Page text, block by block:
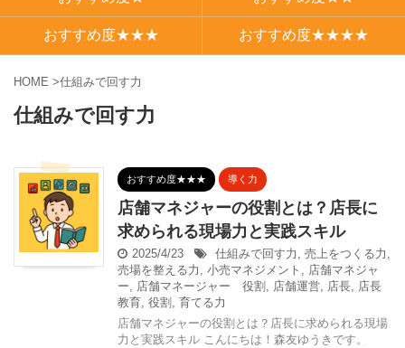
おすすめ度★★★ おすすめ度★★★★
HOME >仕組みで回す力
仕組みで回す力
おすすめ度★★★ 導く力
店舗マネジャーの役割とは？店長に
求められる現場力と実践スキル
2025/4/23 仕組みで回す力 , 売上をつくる力 ,
売場を整える力 , 小売マネジメント , 店舗マネジャ
ー, 店舗マネージャー 役割 , 店舗運営, 店長, 店長
教育, 役割 , 育てる力
店舗マネジャーの役割とは？店長に求められる現場
力と実践スキル こんにちは！森友ゆうきです。